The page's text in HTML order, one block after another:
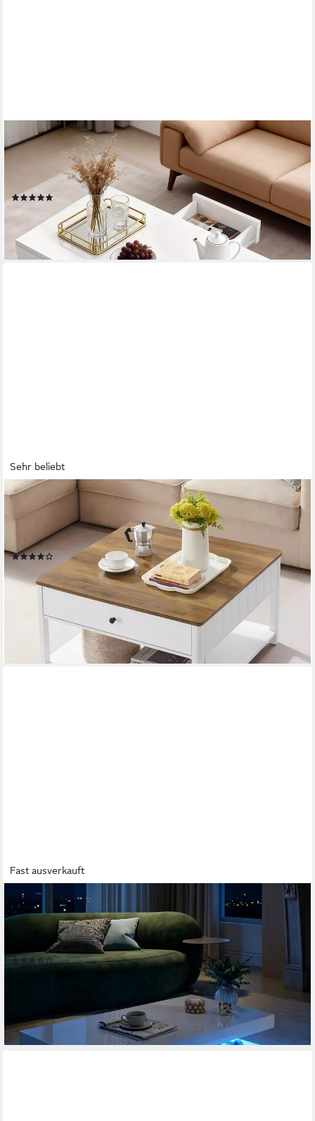
OYAJIA
Couchtisch Wohnzimmertisch mit 2 Schubladen,
Wohnzimmertisch Sofatisch Beistelltisch mit 2 Schubladen und
Stauraum
99,99 € UVP 199,99 €
-50%
lieferbar - in 4-5 Werktagen bei dir
Sehr beliebt
VASAGLE
Couchtisch Wohnzimmertisch, 2 große Schubladen, quadratisch,
für Wohnzimmer (inkl. Zubehörpaket & Anleitung), Sofatisch, viel
Stauraum, Landhausstil, walnussbraun-weiß
(202)
92,59 € UVP 159,99 €
-42%
lieferbar - in 4-5 Werktagen bei dir
Fast ausverkauft
PXLOUE
Couchtisch LED-Couchtisch mit Stauraum und modernem
Design (Hochglänzender), Praktischer Tisch mit Schubladen und
integrierter Beleuchtung
(37)